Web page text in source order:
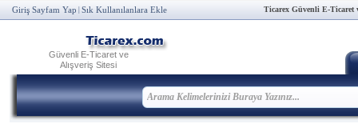
Giriş Sayfam Yap Sık Kullanılanlara Ekle Ticarex Güvenli E-Ticaret
Güvenli E-Ticaret ve
Alışveriş Sitesi